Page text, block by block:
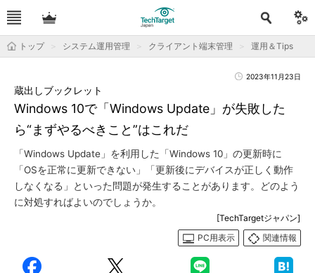
トップ システム運用管理 クライアント端末管理 運用＆Tips
2023年11月23日
Windows 10で「Windows Update」が失敗した
ら“まずやるべきこと”はこれだ
蔵出しブックレット
「Windows Update」を利用した「Windows 10」の更新時に
「OSを正常に更新できない」「更新後にデバイスが正しく動作
しなくなる」といった問題が発生することがあります。どのよう
に対処すればよいのでしょうか。
[TechTargetジャパン]
PC用表示
関連情報